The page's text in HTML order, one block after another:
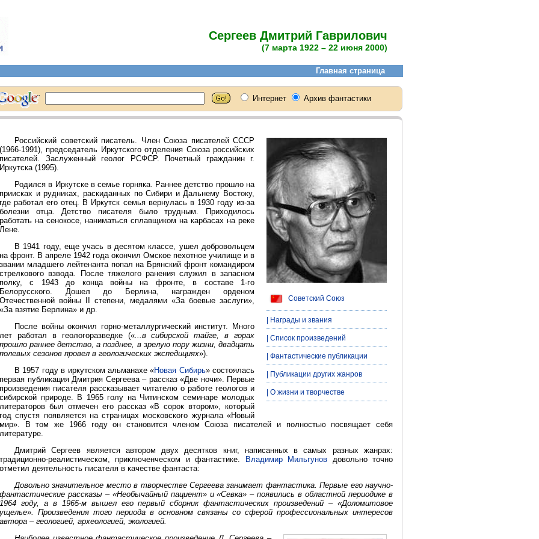
Сергеев Дмитрий Гаврилович
(7 марта 1922 – 22 июня 2000)
Советский Союз
| Награды и звания
| Список произведений
| Фантастические публикации
| Публикации других жанров
| О жизни и творчестве
Российский советский писатель. Член Союза писателей СССР
(1966-1991), председатель Иркутского отделения Союза российских
писателей. Заслуженный геолог РСФСР. Почетный гражданин г.
Иркутска (1995).
Родился в Иркутске в семье горняка. Раннее детство прошло на
приисках и рудниках, раскиданных по Сибири и Дальнему Востоку,
где работал его отец. В Иркутск семья вернулась в 1930 году из-за
болезни отца. Детство писателя было трудным. Приходилось
работать на сенокосе, наниматься сплавщиком на карбасах на реке
Лене.
В 1941 году, еще учась в десятом классе, ушел добровольцем
на фронт. В апреле 1942 года окончил Омское пехотное училище и в
звании младшего лейтенанта попал на Брянский фронт командиром
стрелкового взвода. После тяжелого ранения служил в запасном
полку, с 1943 до конца войны на фронте, в составе 1-го
Белорусского. Дошел до Берлина, награжден орденом
Отечественной войны II степени, медалями «За боевые заслуги»,
«За взятие Берлина» и др.
После войны окончил горно-металлургический институт. Много
лет работал в геологоразведке («...в сибирской тайге, в горах
прошло раннее детство, а позднее, в зрелую пору жизни, двадцать
полевых сезонов провел в геологических экспедициях»).
В 1957 году в иркутском альманахе «Новая Сибирь» состоялась
первая публикация Дмитрия Сергеева – рассказ «Две ночи». Первые
произведения писателя рассказывает читателю о работе геологов и
сибирской природе. В 1965 голу на Читинском семинаре молодых
литераторов был отмечен его рассказ «В сорок втором», который
год спустя появляется на страницах московского журнала «Новый
мир». В том же 1966 году он становится членом Союза писателей и полностью посвящает себя
литературе.
Дмитрий Сергеев является автором двух десятков книг, написанных в самых разных жанрах:
традиционно-реалистическом, приключенческом и фантастике.
Владимир Мильгунов довольно точно
отметил деятельность писателя в качестве фантаста:
Довольно значительное место в творчестве Сергеева занимает фантастика. Первые его научно-
фантастические рассказы – «Необычайный пациент» и «Севка» – появились в областной периодике в
1964 году, а в 1965-м вышел его первый сборник фантастических произведений – «Доломитовое
ущелье». Произведения того периода в основном связаны со сферой профессиональных интересов
автора – геологией, археологией, экологией.